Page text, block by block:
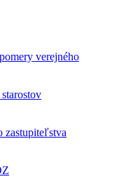
verejného
zastupiteľstva